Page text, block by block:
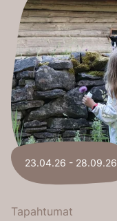
23.04.26 - 28.09.26
Tapahtumat